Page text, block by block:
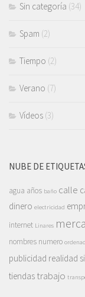
Sin categoría (34)
Spam (2)
Tiempo (2)
Verano (7)
Vídeos (3)
NUBE DE
agua años baño calle
dinero electricidad
internet Linares
nombres numero
publicidad realidad
tiendas trabajo